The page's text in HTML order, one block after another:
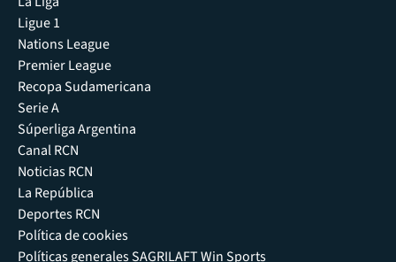
Ligue 1
Nations League
Premier League
Recopa Sudamericana
Serie A
Súperliga Argentina
Canal RCN
Noticias RCN
La República
Deportes RCN
Política de cookies
Políticas generales SAGRILAFT Win Sports